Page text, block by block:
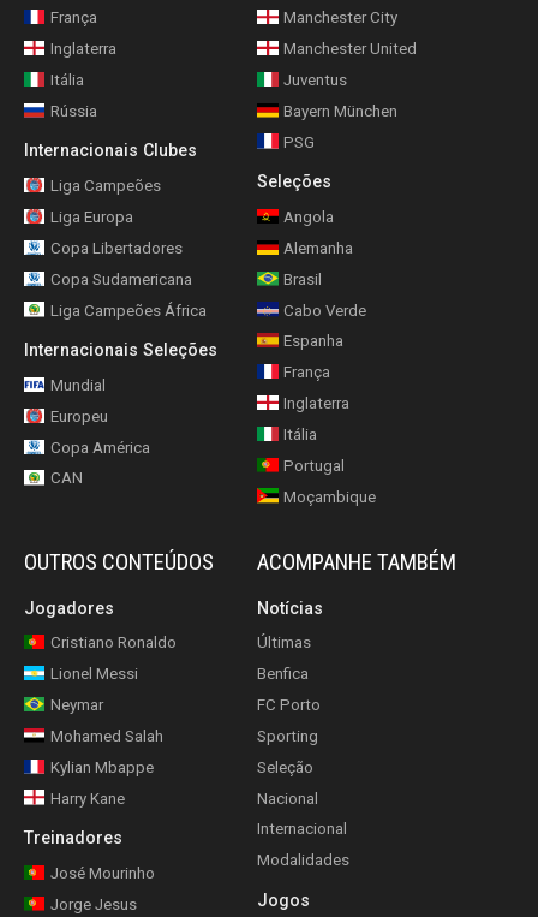
França
Inglaterra
Itália
Rússia
Internacionais Clubes
Liga Campeões
Liga Europa
Copa Libertadores
Copa Sudamericana
Liga Campeões África
Internacionais Seleções
Mundial
Europeu
Copa América
CAN
Manchester City
Manchester United
Juventus
Bayern München
PSG
Seleções
Angola
Alemanha
Brasil
Cabo Verde
Espanha
França
Inglaterra
Itália
Portugal
Moçambique
OUTROS CONTEÚDOS
Jogadores
Cristiano Ronaldo
Lionel Messi
Neymar
Mohamed Salah
Kylian Mbappe
Harry Kane
Treinadores
José Mourinho
Jorge Jesus
ACOMPANHE TAMBÉM
Notícias
Últimas
Benfica
FC Porto
Sporting
Seleção
Nacional
Internacional
Modalidades
Jogos